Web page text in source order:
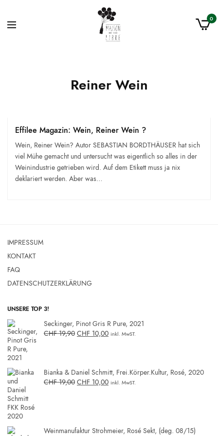
0
Reiner Wein
Effilee Magazin: Wein, Reiner Wein ?
Wein, Reiner Wein? Autor SEBAS­TIAN BORDTHÄUSER hat sich
viel Mühe gemacht und untersucht was eigentlich so alles in der
Weinindustrie getrieben wird. Auf dem Etikett muss ja nix
deklariert werden. Aber was…
IMPRESSUM
KONTAKT
FAQ
DATENSCHUTZERKLÄRUNG
UNSERE TOP 3!
Seckinger, Pinot Gris R Pure, 2021
CHF19,90 CHF 10,00 inkl. MwST.
Bianka & Daniel Schmitt, Frei.Körper.Kultur, Rosé, 2020
CHF19,00 CHF 10,00 inkl. MwST.
Weinmanufaktur Strohmeier, Rosé Sekt, (deg. 08/15)